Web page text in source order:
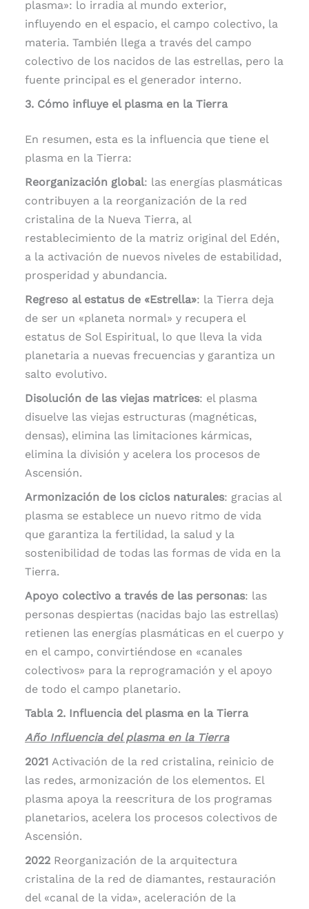
plasma»: lo irradia al mundo exterior,
influyendo en el espacio, el campo colectivo, la
materia. También llega a través del campo
colectivo de los nacidos de las estrellas, pero la
fuente principal es el generador interno.
3. Cómo influye el plasma en la Tierra
En resumen, esta es la influencia que tiene el
plasma en la Tierra:
Reorganización global: las energías plasmáticas
contribuyen a la reorganización de la red
cristalina de la Nueva Tierra, al
restablecimiento de la matriz original del Edén,
a la activación de nuevos niveles de estabilidad,
prosperidad y abundancia.
Regreso al estatus de «Estrella»: la Tierra deja
de ser un «planeta normal» y recupera el
estatus de Sol Espiritual, lo que lleva la vida
planetaria a nuevas frecuencias y garantiza un
salto evolutivo.
Disolución de las viejas matrices: el plasma
disuelve las viejas estructuras (magnéticas,
densas), elimina las limitaciones kármicas,
elimina la división y acelera los procesos de
Ascensión.
Armonización de los ciclos naturales: gracias al
plasma se establece un nuevo ritmo de vida
que garantiza la fertilidad, la salud y la
sostenibilidad de todas las formas de vida en la
Tierra.
Apoyo colectivo a través de las personas: las
personas despiertas (nacidas bajo las estrellas)
retienen las energías plasmáticas en el cuerpo y
en el campo, convirtiéndose en «canales
colectivos» para la reprogramación y el apoyo
de todo el campo planetario.
Tabla 2. Influencia del plasma en la Tierra
Año Influencia del plasma en la Tierra
2021 Activación de la red cristalina, reinicio de
las redes, armonización de los elementos. El
plasma apoya la reescritura de los programas
planetarios, acelera los procesos colectivos de
Ascensión.
2022 Reorganización de la arquitectura
cristalina de la red de diamantes, restauración
del «canal de la vida», aceleración de la